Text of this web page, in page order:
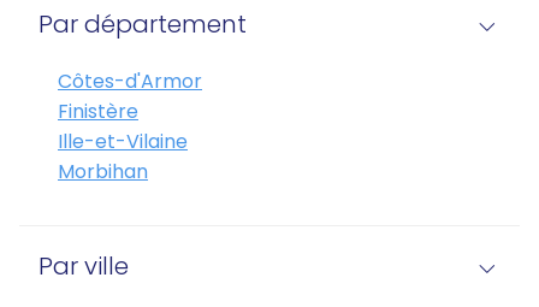
Par département
Côtes-d'Armor
Finistère
Ille-et-Vilaine
Morbihan
Par ville